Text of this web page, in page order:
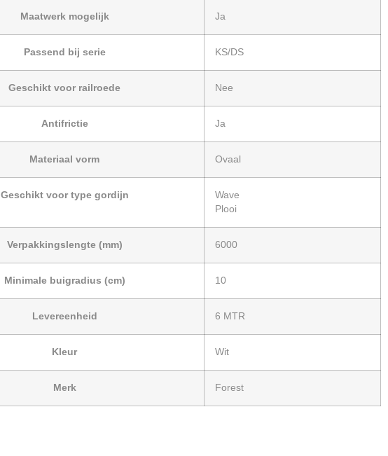
Maatwerk mogelijk Ja
Passend bij serie KS/DS
Geschikt voor railroede Nee
Antifrictie Ja
Materiaal vorm Ovaal
Geschikt voor type gordijn
Wave
Plooi
Verpakkingslengte (mm) 6000
Minimale buigradius (cm) 10
Levereenheid 6 MTR
Kleur Wit
Merk Forest